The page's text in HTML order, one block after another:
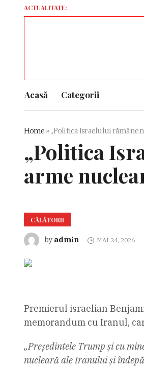
ACTUALITATE:
Acasă Categorii
Home »„Politica Israelului rămâne
„Politica
arme
CĂLĂTORII
by admin MAI 24, 2026
Premierul israelian
memorandum cu Iranul,
„Președintele Trump și cu
nucleară ale Iranului și